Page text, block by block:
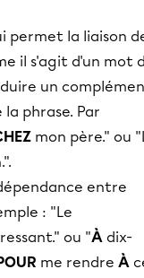
permet la liaison
il s'agit d'un mot
un
phrase. Par
mon père." ou
entre
: "Le
ou "À dix-
me rendre À